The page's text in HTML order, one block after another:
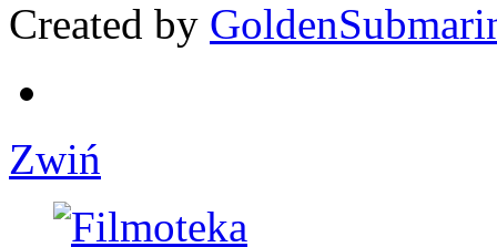
Created by
Zwiń